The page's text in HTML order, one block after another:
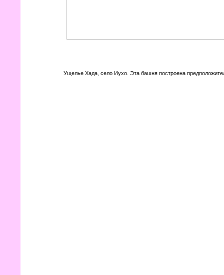
Ущелье Хада, село Иухо. Эта башня построена